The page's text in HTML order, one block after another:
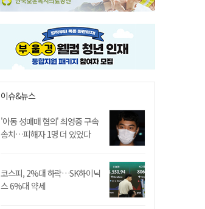
이슈&뉴스
'아동 성매매 혐의' 최영중 구속
송치…피해자 1명 더 있었다
코스피, 2%대 하락…SK하이닉
스 6%대 약세